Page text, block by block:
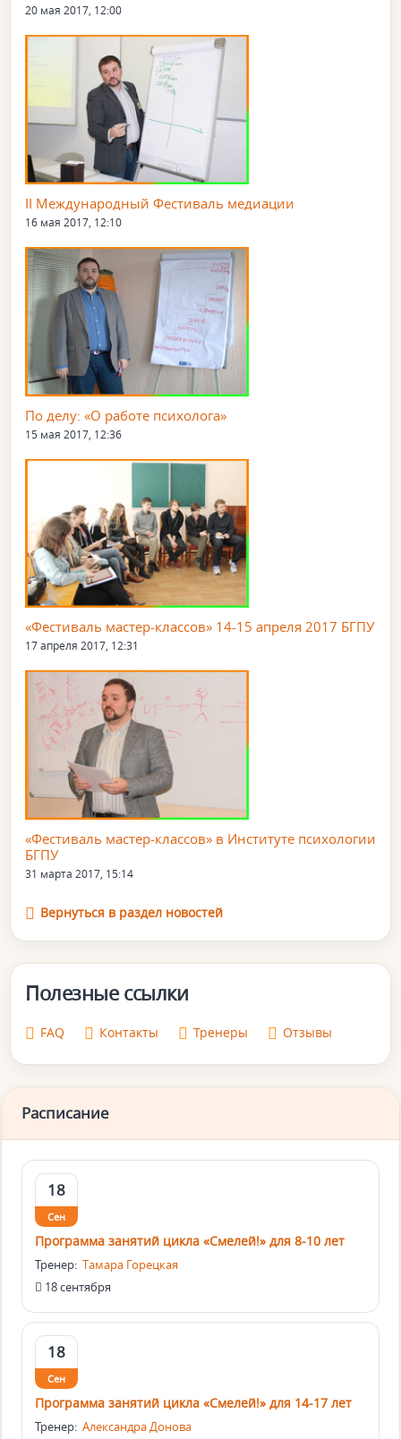
20 мая 2017, 12:00
II Международный Фестиваль медиации
16 мая 2017, 12:10
По делу: «О работе психолога»
15 мая 2017, 12:36
«Фестиваль мастер-классов» 14-15 апреля 2017 БГПУ
17 апреля 2017, 12:31
«Фестиваль мастер-классов» в Институте психологии
БГПУ
31 марта 2017, 15:14
Вернуться в раздел новостей
Полезные ссылки
FAQ Контакты Тренеры Отзывы
Расписание
18
Сен
Программа занятий цикла «Смелей!» для 8-10 лет
Тренер: Тамара Горецкая
18 сентября
18
Сен
Программа занятий цикла «Смелей!» для 14-17 лет
Тренер: Александра Донова